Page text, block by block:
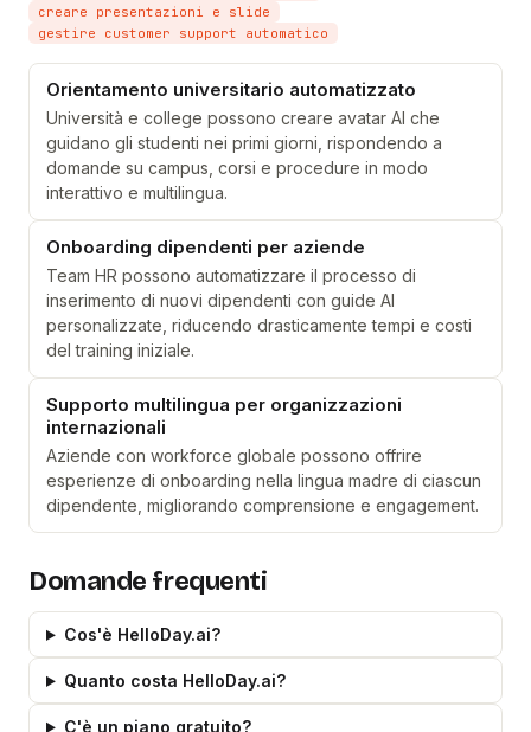
creare presentazioni e slide
gestire customer support automatico
Orientamento universitario automatizzato
Università e college possono creare avatar AI che
guidano gli studenti nei primi giorni, rispondendo a
domande su campus, corsi e procedure in modo
interattivo e multilingua.
Onboarding dipendenti per aziende
Team HR possono automatizzare il processo di
inserimento di nuovi dipendenti con guide AI
personalizzate, riducendo drasticamente tempi e costi
del training iniziale.
Supporto multilingua per organizzazioni
internazionali
Aziende con workforce globale possono offrire
esperienze di onboarding nella lingua madre di ciascun
dipendente, migliorando comprensione e engagement.
Domande frequenti
Cos'è HelloDay.ai?
Quanto costa HelloDay.ai?
C'è un piano gratuito?